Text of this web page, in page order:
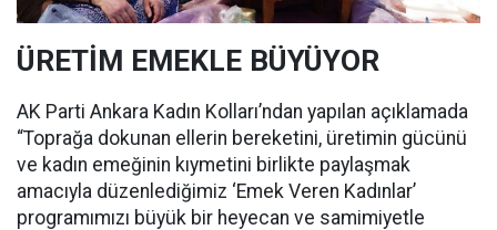
ÜRETİM EMEKLE BÜYÜYOR
AK Parti Ankara Kadın Kolları’ndan yapılan açıklamada
“Toprağa dokunan ellerin bereketini, üretimin gücünü
ve kadın emeğinin kıymetini birlikte paylaşmak
amacıyla düzenlediğimiz ‘Emek Veren Kadınlar’
programımızı büyük bir heyecan ve samimiyetle